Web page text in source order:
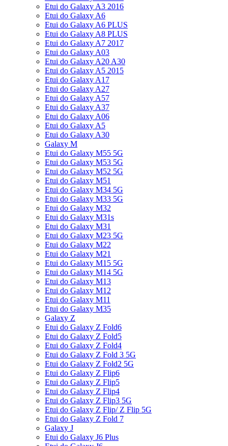
Etui do Galaxy A3 2016
Etui do Galaxy A6
Etui do Galaxy A6 PLUS
Etui do Galaxy A8 PLUS
Etui do Galaxy A7 2017
Etui do Galaxy A03
Etui do Galaxy A20 A30
Etui do Galaxy A5 2015
Etui do Galaxy A17
Etui do Galaxy A27
Etui do Galaxy A57
Etui do Galaxy A37
Etui do Galaxy A06
Etui do Galaxy A5
Etui do Galaxy A30
Galaxy M
Etui do Galaxy M55 5G
Etui do Galaxy M53 5G
Etui do Galaxy M52 5G
Etui do Galaxy M51
Etui do Galaxy M34 5G
Etui do Galaxy M33 5G
Etui do Galaxy M32
Etui do Galaxy M31s
Etui do Galaxy M31
Etui do Galaxy M23 5G
Etui do Galaxy M22
Etui do Galaxy M21
Etui do Galaxy M15 5G
Etui do Galaxy M14 5G
Etui do Galaxy M13
Etui do Galaxy M12
Etui do Galaxy M11
Etui do Galaxy M35
Galaxy Z
Etui do Galaxy Z Fold6
Etui do Galaxy Z Fold5
Etui do Galaxy Z Fold4
Etui do Galaxy Z Fold 3 5G
Etui do Galaxy Z Fold2 5G
Etui do Galaxy Z Flip6
Etui do Galaxy Z Flip5
Etui do Galaxy Z Flip4
Etui do Galaxy Z Flip3 5G
Etui do Galaxy Z Flip/ Z Flip 5G
Etui do Galaxy Z Fold 7
Galaxy J
Etui do Galaxy J6 Plus